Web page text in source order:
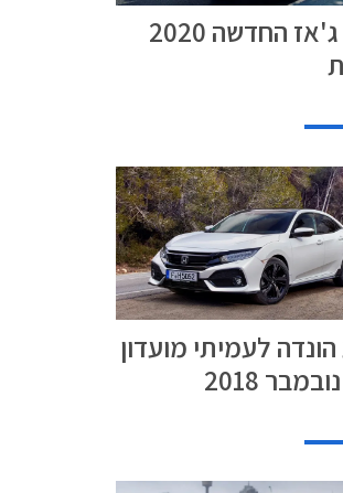
הונדה ג'אז החדשה 2020
לעמיתי מועדון
2018